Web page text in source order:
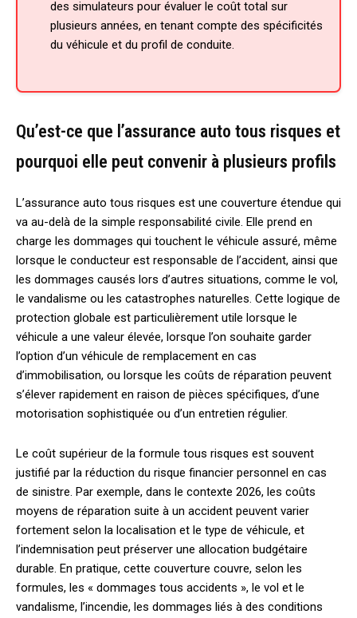
des simulateurs pour évaluer le coût total sur
plusieurs années, en tenant compte des spécificités
du véhicule et du profil de conduite.
Qu’est-ce que l’assurance auto tous risques et
pourquoi elle peut convenir à plusieurs profils
L’assurance auto tous risques est une couverture étendue qui
va au-delà de la simple responsabilité civile. Elle prend en
charge les dommages qui touchent le véhicule assuré, même
lorsque le conducteur est responsable de l’accident, ainsi que
les dommages causés lors d’autres situations, comme le vol,
le vandalisme ou les catastrophes naturelles. Cette logique de
protection globale est particulièrement utile lorsque le
véhicule a une valeur élevée, lorsque l’on souhaite garder
l’option d’un véhicule de remplacement en cas
d’immobilisation, ou lorsque les coûts de réparation peuvent
s’élever rapidement en raison de pièces spécifiques, d’une
motorisation sophistiquée ou d’un entretien régulier.
Le coût supérieur de la formule tous risques est souvent
justifié par la réduction du risque financier personnel en cas
de sinistre. Par exemple, dans le contexte 2026, les coûts
moyens de réparation suite à un accident peuvent varier
fortement selon la localisation et le type de véhicule, et
l’indemnisation peut préserver une allocation budgétaire
durable. En pratique, cette couverture couvre, selon les
formules, les « dommages tous accidents », le vol et le
vandalisme, l’incendie, les dommages liés à des conditions